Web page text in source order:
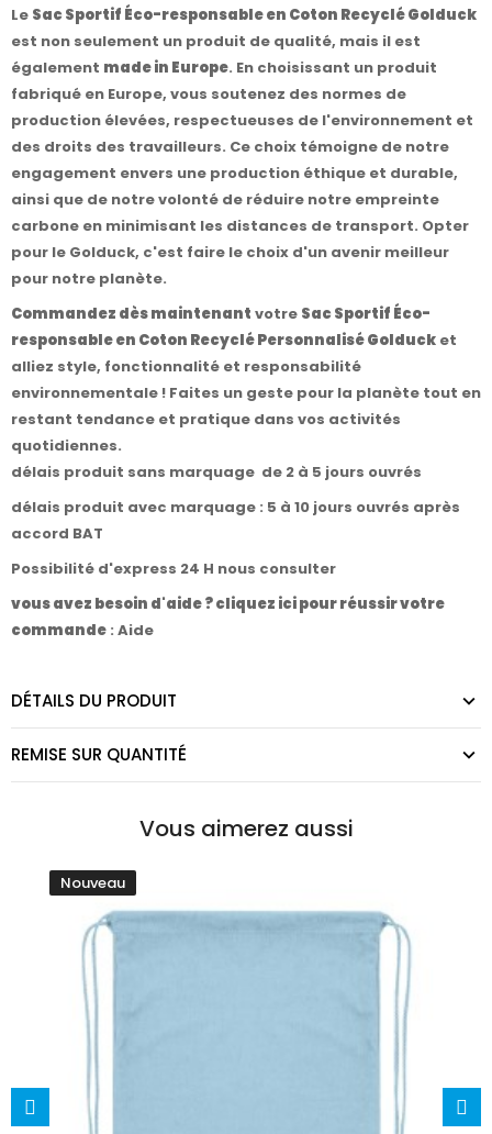
Le Sac Sportif Éco-responsable en Coton Recyclé Golduck
est non seulement un produit de qualité, mais il est
également made in Europe. En choisissant un produit
fabriqué en Europe, vous soutenez des normes de
production élevées, respectueuses de l'environnement et
des droits des travailleurs. Ce choix témoigne de notre
engagement envers une production éthique et durable,
ainsi que de notre volonté de réduire notre empreinte
carbone en minimisant les distances de transport. Opter
pour le Golduck, c'est faire le choix d'un avenir meilleur
pour notre planète.
Commandez dès maintenant votre Sac Sportif Éco-
responsable en Coton Recyclé Personnalisé Golduck et
alliez style, fonctionnalité et responsabilité
environnementale ! Faites un geste pour la planète tout en
restant tendance et pratique dans vos activités
quotidiennes.
délais produit sans marquage de 2 à 5 jours ouvrés
délais produit avec marquage : 5 à 10 jours ouvrés après
accord BAT
Possibilité d'express 24 H nous consulter
vous avez besoin d'aide ? cliquez ici pour réussir votre
commande : Aide
DÉTAILS DU PRODUIT
REMISE SUR QUANTITÉ
Vous aimerez aussi
Nouveau